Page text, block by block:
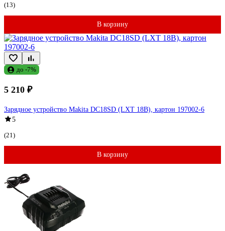
(13)
В корзину
до -7%
5 210 ₽
Зарядное устройство Makita DC18SD (LXT 18В), картон 197002-6
5
(21)
В корзину